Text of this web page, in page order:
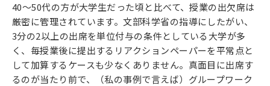
40～50代の方が大学生だった頃と比べて、授業の出欠席は
厳密に管理されています。文部科学省の指導にしたがい、
3分の2以上の出席を単位付与の条件としている大学が多
く、毎授業後に提出するリアクションペーパーを平常点と
して加算するケースも少なくありません。真面目に出席す
るのが当たり前で、（私の事例で言えば）グループワーク